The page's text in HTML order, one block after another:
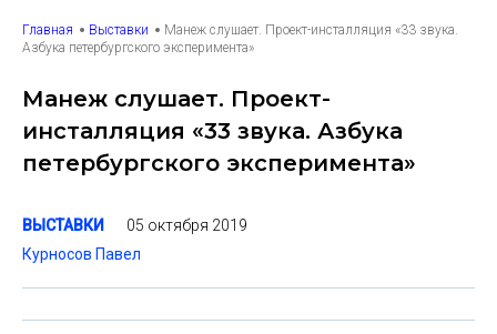
Главная Выставки
Манеж слушает. Проект-инсталляция «33 звука.
Азбука петербургского эксперимента»
Манеж слушает. Проект-
инсталляция «33 звука. Азбука
петербургского эксперимента»
ВЫСТАВКИ
05 октября 2019
Курносов Павел